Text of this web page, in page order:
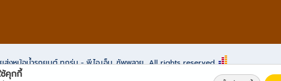
ส่งหม้อน้ำรถยนต์ ทุกรุ่น - พี.ไอ.เอ็ม. ซัพพลาย All rights reserved.
ช้คุกกี้